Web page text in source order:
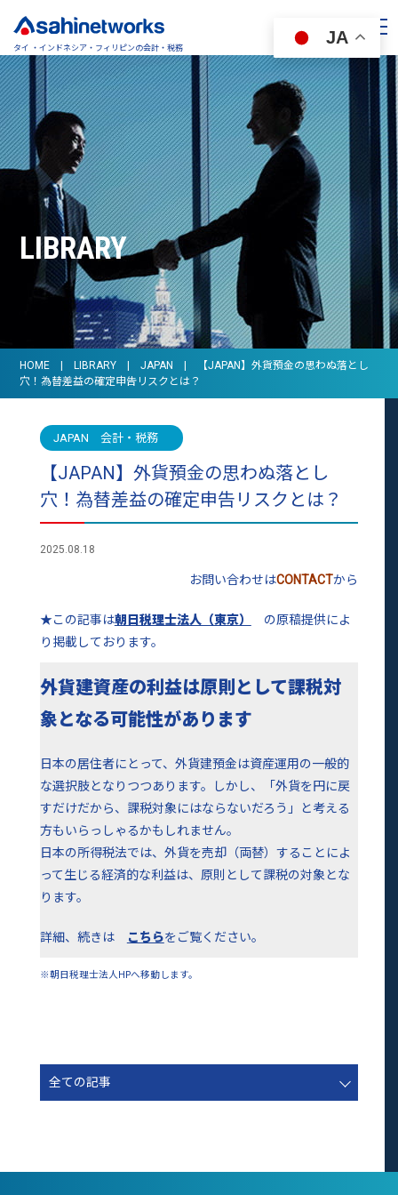
タイ ・インドネシア・フィリピンの会計・税務
LIBRARY
HOME LIBRARY JAPAN
【JAPAN】外貨預金の思わぬ落とし
穴！為替差益の確定申告リスクとは？
JAPAN 会計・税務
【JAPAN】外貨預金の思わぬ落とし
穴！為替差益の確定申告リスクとは？
2025.08.18
お問い合わせはCONTACTから
★この記事は朝日税理士法人（東京）
の原稿提供によ
り掲載しております。
外貨建資産の利益は原則として課税対
象となる可能性があります
日本の居住者にとって、外貨建預金は資産運用の一般的
な選択肢となりつつあります。しかし、「外貨を円に戻
すだけだから、課税対象にはならないだろう」と考える
方もいらっしゃるかもしれません。
日本の所得税法では、外貨を売却（両替）することによ
って生じる経済的な利益は、原則として課税の対象とな
ります。
詳細、続きは こちらをご覧ください。
※朝日税理士法人HPへ移動します。
全ての記事
JA